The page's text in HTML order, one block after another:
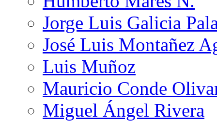
Jorge Luis Galicia
José Luis Montañez
Luis Muñoz
Mauricio Conde
Miguel Ángel Rivera